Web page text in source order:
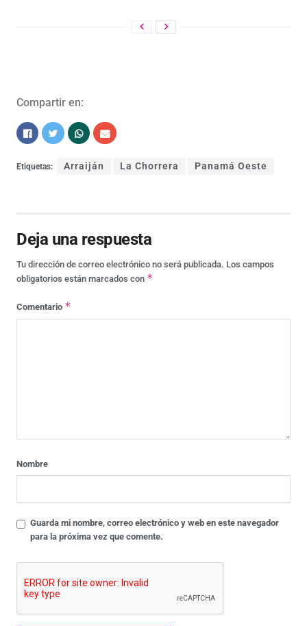
Compartir en:
Etiquetas: Arraiján La Chorrera Panamá Oeste
Deja una respuesta
Tu dirección de correo electrónico no será publicada. Los campos
obligatorios están marcados con *
Comentario *
Nombre
Guarda mi nombre, correo electrónico y web en este navegador
para la próxima vez que comente.